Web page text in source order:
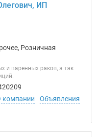
ИП
Розничная
и варенных раков, а так
компании
Объявления